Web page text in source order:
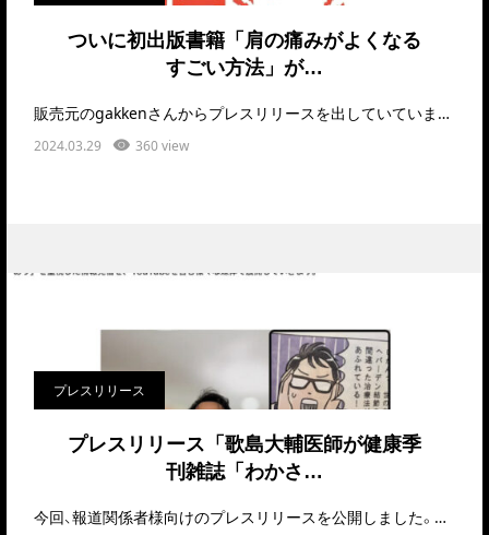
ついに初出版書籍「肩の痛みがよくなる
すごい方法」が…
販売元のgakkenさんからプレスリリースを出していています。ご確認ください。https://p…
2024.03.29 360 view
プレスリリース
プレスリリース「歌島大輔医師が健康季
刊雑誌「わかさ…
今回、報道関係者様向けのプレスリリースを公開しました。歌島大輔医師が健康季刊雑誌「わかさ冬号」に…